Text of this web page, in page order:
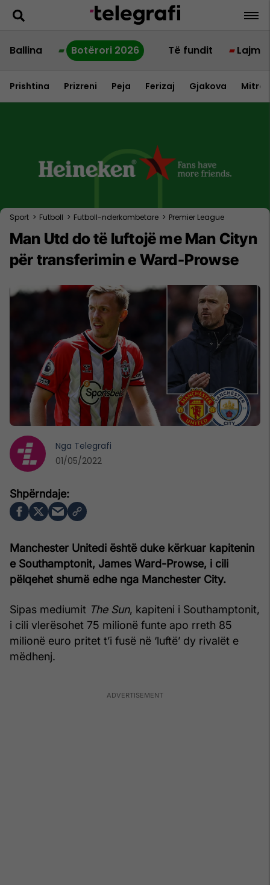
Ballina Botërori 2026 Të fundit Lajme
Prishtina Prizreni Peja Ferizaj Gjakova
Sport > Futboll > Futboll-nderkombetare > Premier League
Man Utd do të luftojë me Man Cityn
për transferimin e Ward-Prowse
Manchester Unitedi është duke kërkuar kapitenin
e Southamptonit, James Ward-Prowse, i cili
pëlqehet shumë edhe nga Manchester City.
Sipas mediumit The Sun, kapiteni i Southamptonit,
i cili vlerësohet 75 milionë funte apo rreth 85
milionë euro pritet t’i fusë në ‘luftë’ dy rivalët e
mëdhenj.
Nga Telegrafi
01/05/2022